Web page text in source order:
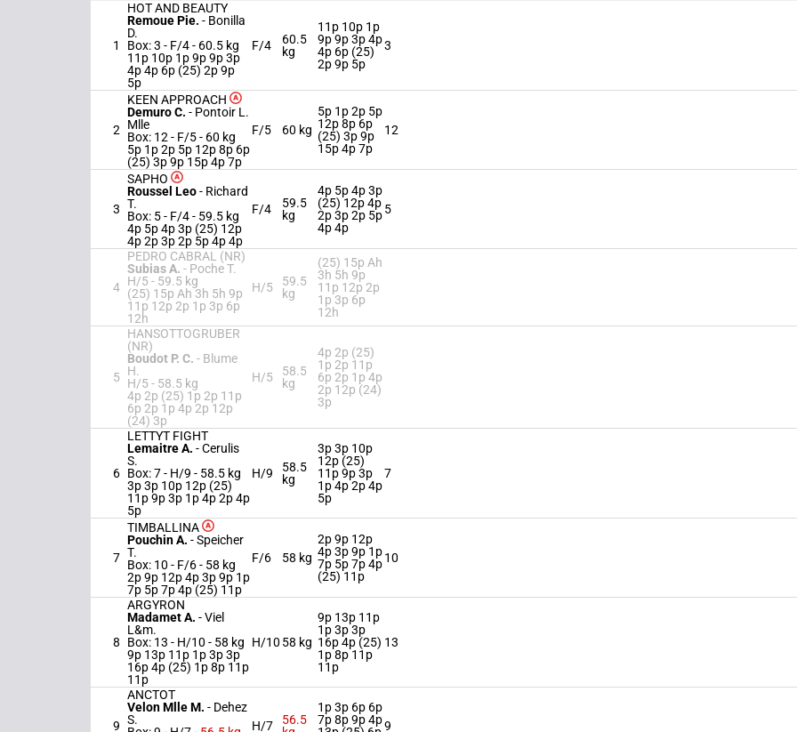
1
HOT AND BEAUTY
Remoue Pie. - Bonilla
D.
Box: 3 - F/4 - 60.5 kg
11p 10p 1p 9p 9p 3p
4p 4p 6p (25) 2p 9p
5p
F/4
60.5
kg
11p 10p 1p
9p 9p 3p 4p
4p 6p (25)
2p 9p 5p
3
2
KEEN APPROACH
Demuro C. - Pontoir L.
Mlle
Box: 12 - F/5 - 60 kg
5p 1p 2p 5p 12p 8p 6p
(25) 3p 9p 15p 4p 7p
F/5 60 kg
5p 1p 2p 5p
12p 8p 6p
(25) 3p 9p
15p 4p 7p
12
3
SAPHO
Roussel Leo- Richard
T.
Box: 5 - F/4 - 59.5 kg
4p 5p 4p 3p (25) 12p
4p 2p 3p 2p 5p 4p 4p
F/4
59.5
kg
4p 5p 4p 3p
(25) 12p 4p
2p 3p 2p 5p
4p 4p
5
4
PEDRO CABRAL (NR)
Subias A. - Poche T.
H/5 - 59.5 kg
(25) 15p Ah 3h 5h 9p
11p 12p 2p 1p 3p 6p
12h
H/5
59.5
kg
(25) 15p Ah
3h 5h 9p
11p 12p 2p
1p 3p 6p
12h
5
HANSOTTOGRUBER
(NR)
Boudot P. C. - Blume
H.
H/5 - 58.5 kg
4p 2p (25) 1p 2p 11p
6p 2p 1p 4p 2p 12p
(24) 3p
H/5
58.5
kg
4p 2p (25)
1p 2p 11p
6p 2p 1p 4p
2p 12p (24)
3p
6
LETTYT FIGHT
Lemaitre A. -Cerulis
S.
Box: 7 - H/9 - 58.5 kg
3p 3p 10p 12p (25)
11p 9p 3p 1p 4p 2p 4p
5p
H/9
58.5
kg
3p 3p 10p
12p (25)
11p 9p 3p
1p 4p 2p 4p
5p
7
7
TIMBALLINA
Pouchin A. -Speicher
T.
Box: 10 - F/6 - 58 kg
2p 9p 12p 4p 3p 9p 1p
7p 5p 7p 4p (25) 11p
F/6 58 kg
2p 9p 12p
4p 3p 9p 1p
7p 5p 7p 4p
(25) 11p
10
8
ARGYRON
Madamet A. -Viel
L&m.
Box: 13 - H/10 - 58 kg
9p 13p 11p 1p 3p 3p
16p 4p (25) 1p 8p 11p
11p
H/10 58 kg
9p 13p 11p
1p 3p 3p
16p 4p (25)
1p 8p 11p
11p
13
9
ANCTOT
Velon Mlle M. - Dehez
S.
H/7
56.5
1p 3p 6p 6p
7p 8p 9p 4p9